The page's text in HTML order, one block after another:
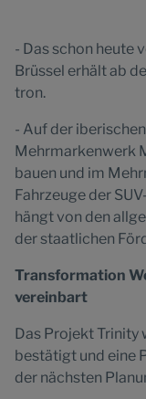
- Das schon heute
Brüssel erhält ab
tron.
- Auf der
Mehrmarkenwerk
bauen und im
Fahrzeuge der
hängt von den
der staatlichen
Transformation
vereinbart
Das Projekt Trinity
bestätigt und eine
der nächsten